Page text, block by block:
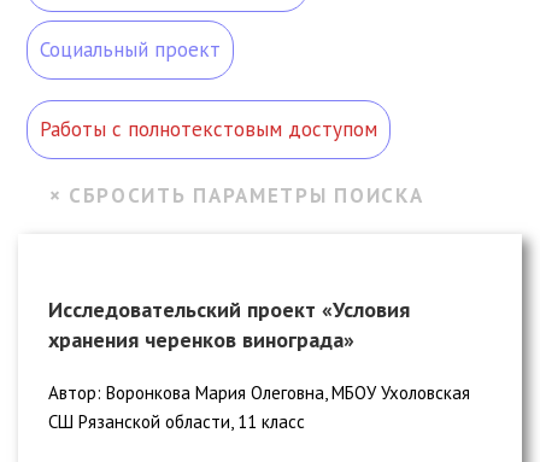
Социальный проект
Работы с полнотекстовым доступом
Исследовательский проект «Условия
хранения черенков винограда»
Автор: Воронкова Мария Олеговна, МБОУ Ухоловская
СШ Рязанской области, 11 класс